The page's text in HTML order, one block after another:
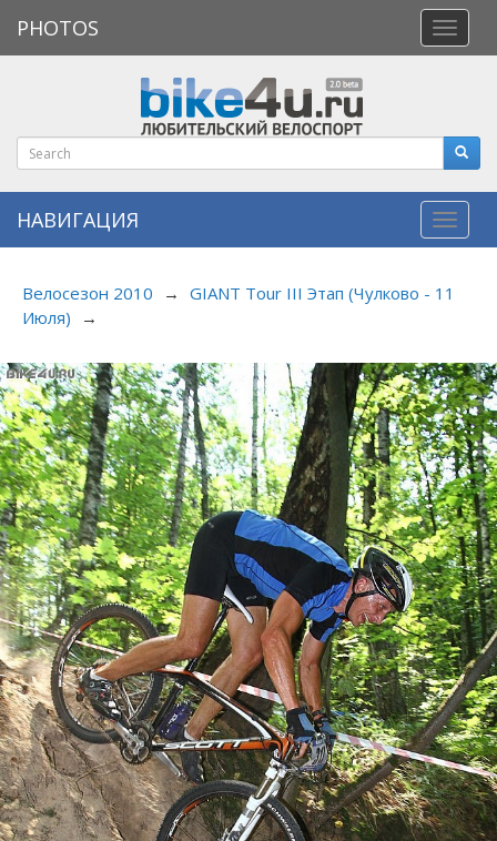
меню
PHOTOS
НАВИГАЦИЯ
Велосезон 2010 → GIANT Tour III Этап (Чулково - 11
Июля)
→